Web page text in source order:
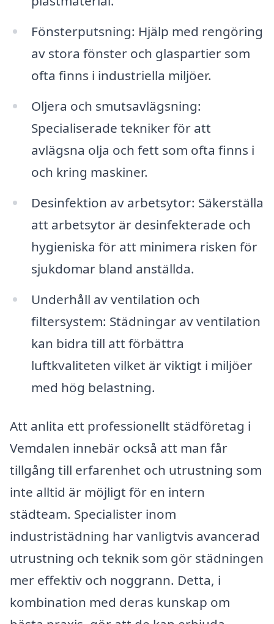
Fönsterputsning: Hjälp med rengöring
av stora fönster och glaspartier som
ofta finns i industriella miljöer.
Oljera och smutsavlägsning:
Specialiserade tekniker för att
avlägsna olja och fett som ofta finns i
och kring maskiner.
Desinfektion av arbetsytor: Säkerställa
att arbetsytor är desinfekterade och
hygieniska för att minimera risken för
sjukdomar bland anställda.
Underhåll av ventilation och
filtersystem: Städningar av ventilation
kan bidra till att förbättra
luftkvaliteten vilket är viktigt i miljöer
med hög belastning.
Att anlita ett professionellt städföretag i
Vemdalen innebär också att man får
tillgång till erfarenhet och utrustning som
inte alltid är möjligt för en intern
städteam. Specialister inom
industristädning har vanligtvis avancerad
utrustning och teknik som gör städningen
mer effektiv och noggrann. Detta, i
kombination med deras kunskap om